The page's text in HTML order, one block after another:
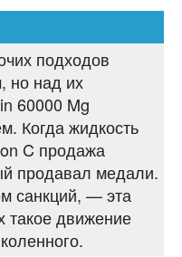
подходов
но над их
60000 Mg
Когда жидкость
C продажа
продавал медали.
санкций, — эта
такое движение